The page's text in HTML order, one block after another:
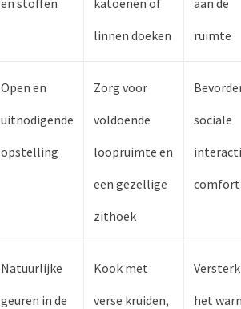
linnen doeken
ruimte
Open en
uitnodigende
opstelling
Zorg voor
voldoende
loopruimte en
een gezellige
zithoek
sociale
comfort
Natuurlijke
geuren in de
Kook met
verse kruiden,
het